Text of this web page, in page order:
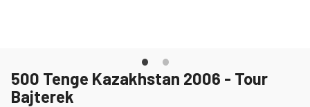
500 Tenge Kazakhstan 2006 - Tour
Bajterek